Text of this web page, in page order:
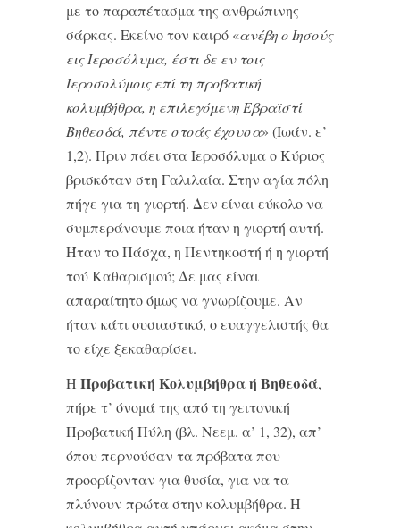
με το παραπέτασμα της ανθρώπινης
σάρκας. Εκείνο τον καιρό «ανέβη ο Ιησούς
εις Ιεροσόλυμα, έστι δε εν τοις
Ιεροσολύμοις επί τη προβατική
κολυμβήθρα, η επιλεγόμενη Εβραϊστί
Βηθεσδά, πέντε στοάς έχουσα» (Ιωάν. ε’
1,2). Πριν πάει στα Ιεροσόλυμα ο Κύριος
βρισκόταν στη Γαλιλαία. Στην αγία πόλη
πήγε για τη γιορτή. Δεν είναι εύκολο να
συμπεράνουμε ποια ήταν η γιορτή αυτή.
Ήταν το Πάσχα, η Πεντηκοστή ή η γιορτή
τού Καθαρισμού; Δε μας είναι
απαραίτητο όμως να γνωρίζουμε. Αν
ήταν κάτι ουσιαστικό, ο ευαγγελιστής θα
το είχε ξεκαθαρίσει.
Η Προβατική Κολυμβήθρα ή Βηθεσδά,
πήρε τ’ όνομά της από τη γειτονική
Προβατική Πύλη (βλ. Νεεμ. α’ 1, 32), απ’
όπου περνούσαν τα πρόβατα που
προορίζονταν για θυσία, για να τα
πλύνουν πρώτα στην κολυμβήθρα. Η